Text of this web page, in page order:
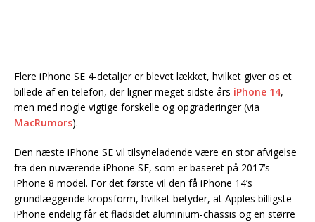
Flere iPhone SE 4-detaljer er blevet lækket, hvilket giver os et
billede af en telefon, der ligner meget sidste års iPhone 14,
men med nogle vigtige forskelle og opgraderinger (via
MacRumors).
Den næste iPhone SE vil tilsyneladende være en stor afvigelse
fra den nuværende iPhone SE, som er baseret på 2017’s
iPhone 8 model. For det første vil den få iPhone 14’s
grundlæggende kropsform, hvilket betyder, at Apples billigste
iPhone endelig får et fladsidet aluminium-chassis og en større